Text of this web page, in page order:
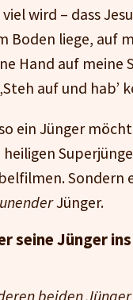
wird – dass
Boden liege, auf
Hand auf meine
auf und hab’
ein Jünger
Sondern
Jünger.
seine Jünger